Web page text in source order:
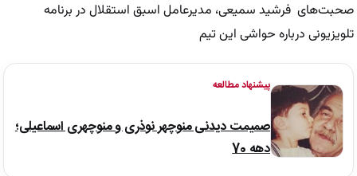
صحبت‌های فرشید سمیعی، مدیرعامل اسبق استقلال در برنامه
تلویزیونی درباره حواشی این تیم
پیشنهاد مطالعه
صمیمت دیدنی منوچهر نوذری و منوچهری اسماعیلی؛
دهه 70